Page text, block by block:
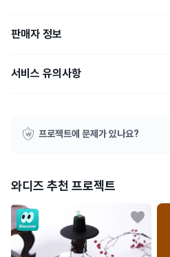
판매자 정보
서비스 유의사항
프로젝트에 문제가 있나요?
와디즈 추천 프로젝트